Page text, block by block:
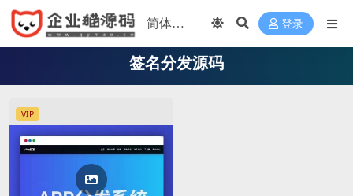
登录
签名分发源码
VIP